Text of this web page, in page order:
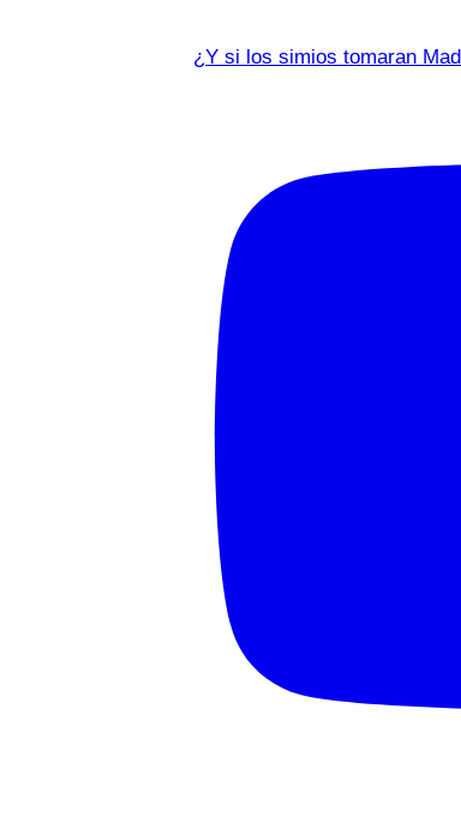
¿Y si los simios tomaran